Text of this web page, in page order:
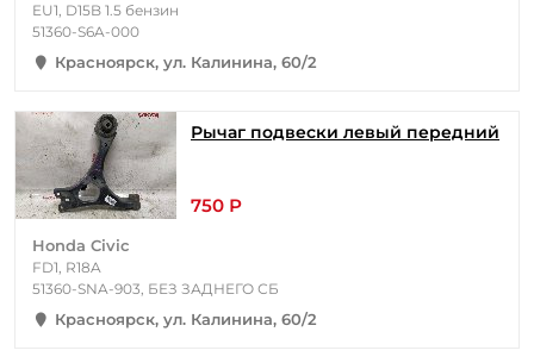
EU1, D15B 1.5 бензин
51360-S6A-000
Красноярск, ул. Калинина, 60/2
Рычаг подвески левый передний
750 Р
Honda Civic
FD1, R18A
51360-SNA-903, БЕЗ ЗАДНЕГО СБ
Красноярск, ул. Калинина, 60/2